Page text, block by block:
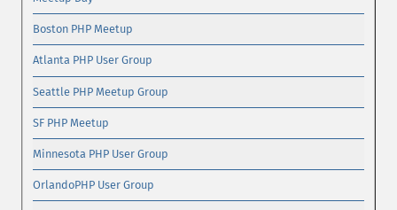
Boston PHP Meetup
Atlanta PHP User Group
Seattle PHP Meetup Group
SF PHP Meetup
Minnesota PHP User Group
OrlandoPHP User Group